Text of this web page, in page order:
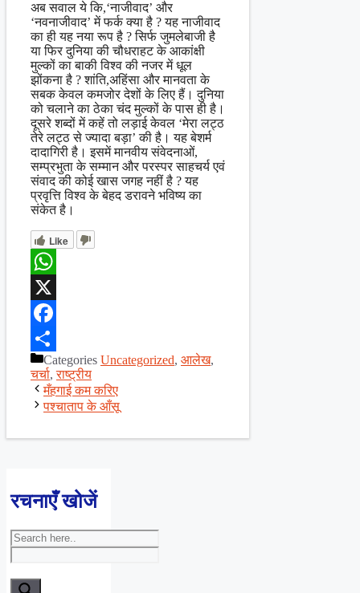
अब सवाल ये कि,‘नाजीवाद’ और
‘नवनाजीवाद’ में फर्क क्या है ? यह नाजीवाद
का ही यह नया रूप है ? सिर्फ जुमलेबाजी है
या फिर दुनिया की चौधराहट के आकांक्षी
मुल्कों का बाकी विश्व की नजर में धूल
झोंकना है ? शांति,अहिंसा और मानवता के
सबक केवल कमजोर देशों के लिए हैं। दुनिया
को चलाने का ठेका चंद मुल्कों के पास ही है।
दूसरे शब्दों में कहें तो लड़ाई केवल ‘मेरा लट्ठ
तेरे लट्ठ से ज्यादा बड़ा’ की है। यह बेशर्म
दादागिरी है। इसमें मानवीय संवेदनाओं,
सम्प्रभुता के सम्मान और परस्पर साहचर्य एवं
संवाद की कोई खास जगह नहीं है ? यह
प्रवृत्ति विश्व के बेहद डरावने भविष्य का
संकेत है।
Like
WhatsApp
X
Facebook
ShareCategories Uncategorized, आलेख,
चर्चा,राष्ट्रीय
मँहगाई कम करिए
पश्चाताप के आँसू
रचनाएँ खोजें